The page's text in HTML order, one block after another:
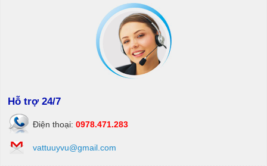
Hỗ trợ 24/7
Điện thoại: 0978.471.283
vattuuyvu@gmail.com